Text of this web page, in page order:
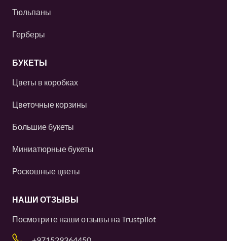
Тюльпаны
Герберы
БУКЕТЫ
Цветы в коробках
Цветочные корзины
Большие букеты
Миниатюрные букеты
Роскошные цветы
НАШИ ОТЗЫВЫ
Посмотрите наши отзывы на Trustpilot